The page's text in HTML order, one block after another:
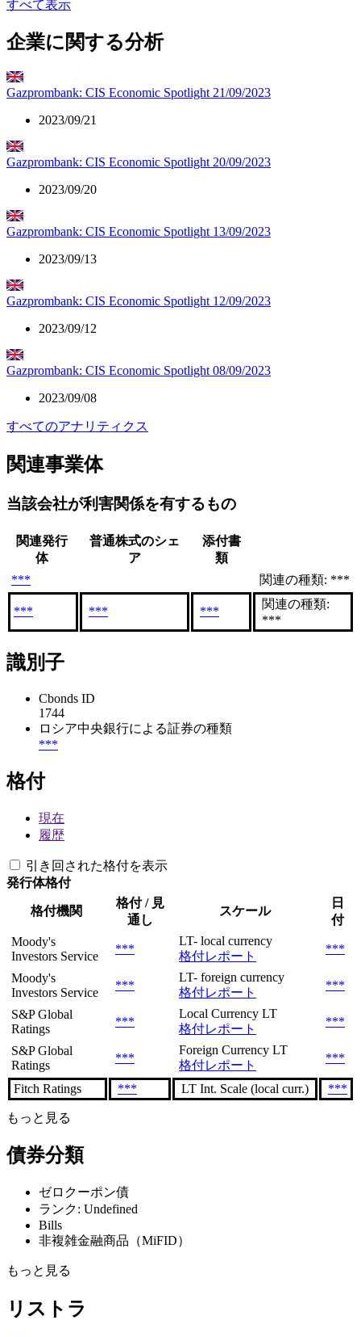
すべて表示
企業に関する分析
Gazprombank: CIS Economic Spotlight 21/09/2023
2023/09/21
Gazprombank: CIS Economic Spotlight 20/09/2023
2023/09/20
Gazprombank: CIS Economic Spotlight 13/09/2023
2023/09/13
Gazprombank: CIS Economic Spotlight 12/09/2023
2023/09/12
Gazprombank: CIS Economic Spotlight 08/09/2023
2023/09/08
すべてのアナリティクス
関連事業体
当該会社が利害関係を有するもの
関連発行
体
普通株式のシェ
ア
添付書
類
***
関連の種類: ***
*** *** ***
関連の種類:
***
識別子
Cbonds ID
1744
ロシア中央銀行による証券の種類
***
格付
現在
履歴
引き回された格付を表示
発行体格付
格付機関
格付 / 見
通し
スケール
日
付
Moody's
Investors Service
***
LT- local currency
格付レポート
***
Moody's
Investors Service
***
LT- foreign currency
格付レポート
***
S&P Global
Ratings
***
Local Currency LT
格付レポート
***
S&P Global
Ratings
***
Foreign Currency LT
格付レポート
***
Fitch Ratings *** LT Int. Scale (local curr.) ***
もっと見る
債券分類
ゼロクーポン債
ランク: Undefined
Bills
非複雑金融商品（MiFID）
もっと見る
リストラ